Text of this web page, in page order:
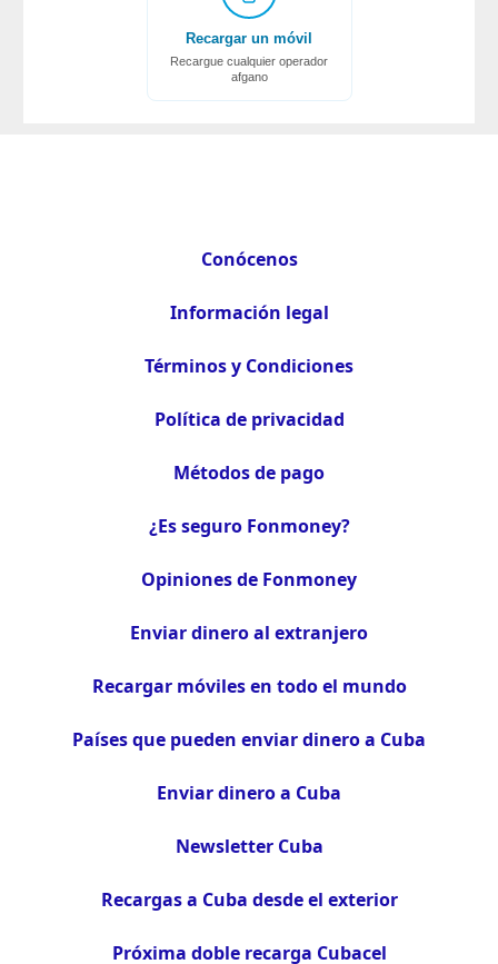
Recargar un móvil
Recargue cualquier operador
afgano
Conócenos
Información legal
Términos y Condiciones
Política de privacidad
Métodos de pago
¿Es seguro Fonmoney?
Opiniones de Fonmoney
Enviar dinero al extranjero
Recargar móviles en todo el mundo
Países que pueden enviar dinero a Cuba
Enviar dinero a Cuba
Newsletter Cuba
Recargas a Cuba desde el exterior
Próxima doble recarga Cubacel